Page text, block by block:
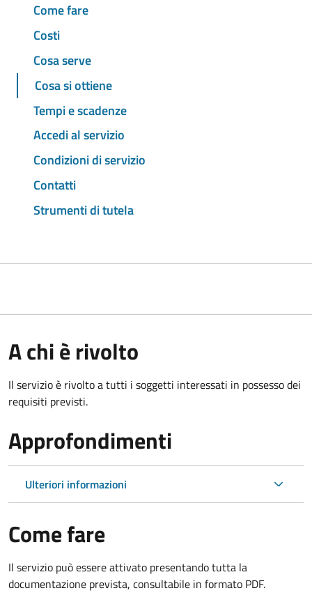
Come fare
Costi
Cosa serve
Cosa si ottiene
Tempi e scadenze
Accedi al servizio
Condizioni di servizio
Contatti
Strumenti di tutela
A chi è rivolto
Il servizio è rivolto a tutti i soggetti interessati in possesso dei
requisiti previsti.
Approfondimenti
Ulteriori informazioni
Come fare
Il servizio può essere attivato presentando tutta la
documentazione prevista, consultabile in formato PDF.